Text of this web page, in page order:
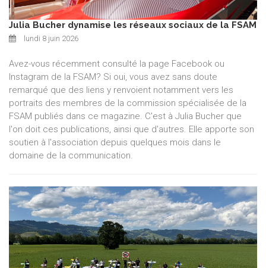
Julia Bucher dynamise les réseaux sociaux de la FSAM
lundi 8 juin 2026
Avez-vous récemment consulté la page Facebook ou
Instagram de la FSAM? Si oui, vous avez sans doute
remarqué que des liens y renvoient notamment vers les
portraits des membres de la commission spécialisée de la
FSAM publiés dans ce magazine. C'est à Julia Bucher que
l'on doit ces publications, ainsi que d'autres. Elle apporte son
soutien à l'association depuis quelques mois dans le
domaine de la communication.